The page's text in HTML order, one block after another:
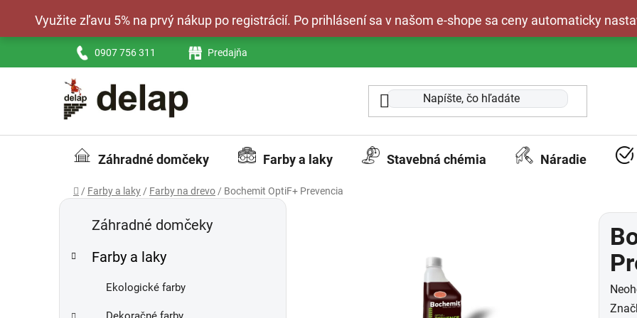
obsah
Využite zľavu 5% na prvý nákup po registrácií. Po prihlásení sa v našom e-shope sa ceny automaticky
0907 756 311 Predajňa
Záhradné domčeky Farby a laky Stavebná chémia Náradie
Domov
/ Farby a laky/ Farby na drevo/ Bochemit OptiF+ Prevencia
B
Preskočiť
kategórie
K
Záhradné domčeky
Farby a laky
Ekologické farby